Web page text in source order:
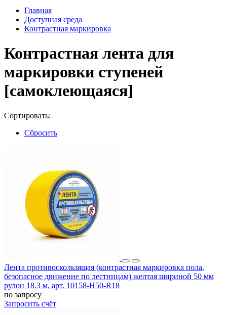
Главная
Доступная среда
Контрастная маркировка
Контрастная лента для
маркировки ступеней
[самоклеющаяся]
Сортировать:
Сбросить
Лента противоскользящая (контрастная маркировка пола,
безопасное движение по лестницам) желтая шириной 50 мм
рулон 18.3 м, арт. 10158-H50-R18
по запросу
Запросить счёт